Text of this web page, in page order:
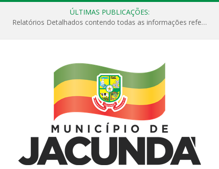
ÚLTIMAS PUBLICAÇÕES:
Relatórios Detalhados contendo todas as informações referentes a execução de recursos destinados ao fomento de projetos culturais no Município de Jacundá entre os anos de 2022 ao presente ano de 2026.